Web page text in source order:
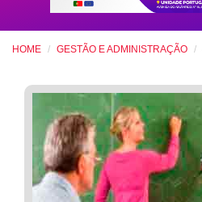
HOME GESTÃO E ADMINISTRAÇÃO